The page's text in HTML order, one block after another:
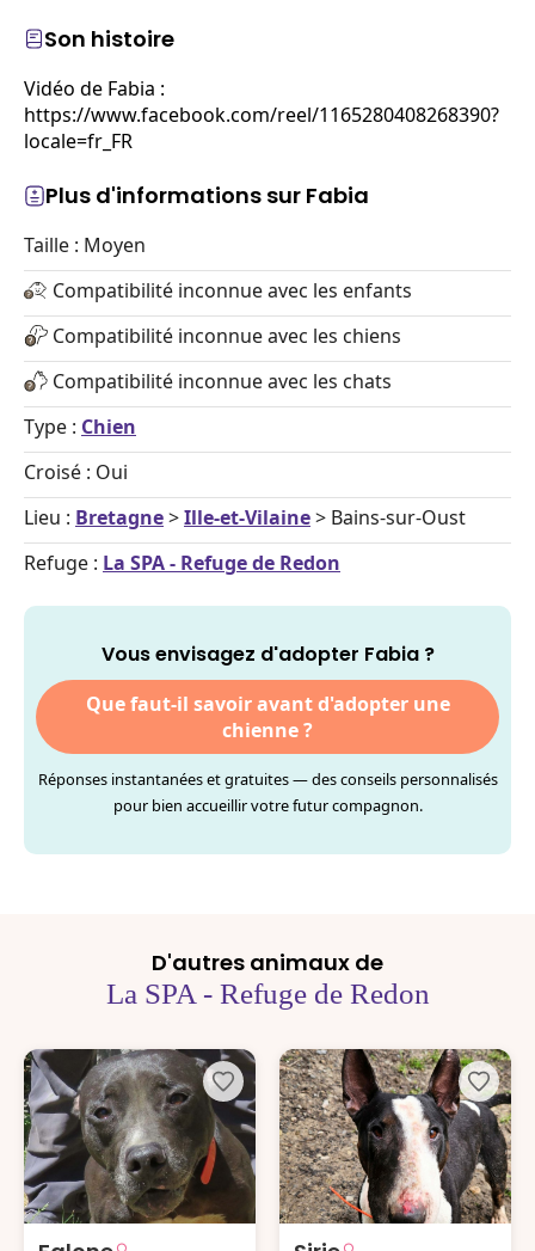
Son histoire
Vidéo de Fabia :
https://www.facebook.com/reel/1165280408268390?
locale=fr_FR
Plus d'informations sur Fabia
Taille : Moyen
Compatibilité inconnue avec les enfants
Compatibilité inconnue avec les chiens
Compatibilité inconnue avec les chats
Type : Chien
Croisé : Oui
Lieu : Bretagne>Ille-et-Vilaine> Bains-sur-Oust
Refuge : La SPA - Refuge de Redon
Vous envisagez d'adopter Fabia ?
Que faut-il savoir avant d'adopter une
chienne ?
Réponses instantanées et gratuites — des conseils personnalisés
pour bien accueillir votre futur compagnon.
D'autres animaux de
La SPA - Refuge de Redon